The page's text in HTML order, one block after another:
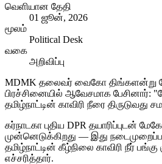
வெளியான தேதி
01 ஜூன், 2026
மூலம்
Political Desk
வகை
அறிவிப்பு
MDMK தலைவர் வைகோ திங்களன்று
பிரச்சினையில் ஆவேசமாக பேசினார்:
தமிழ்நாட்டின் காவிரி நீரை திருடுவது
கர்நாடகா புதிய DPR தயாரிப்புடன்
முன்னெடுக்கிறது — இது
தமிழ்நாட்டின் கீழ்நிலை காவிரி நீர்
எச்சரித்தார்.